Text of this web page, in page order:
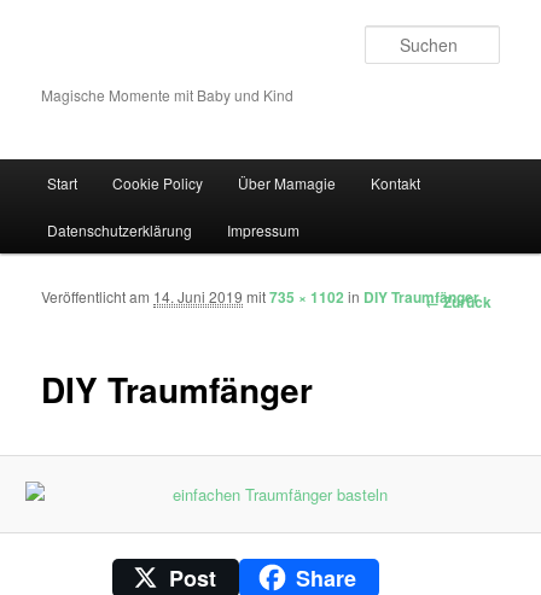
Magische Momente mit Baby und Kind
Zum Inhalt wechseln
Zum sekundären Inhalt wechseln
Start Cookie Policy Über Mamagie Kontakt
Datenschutzerklärung Impressum
Bilder-Navigation ← Zurück
DIY Traumfänger
Veröffentlicht am 14. Juni 2019 mit735 × 1102 in DIY Traumfänger
Post Share